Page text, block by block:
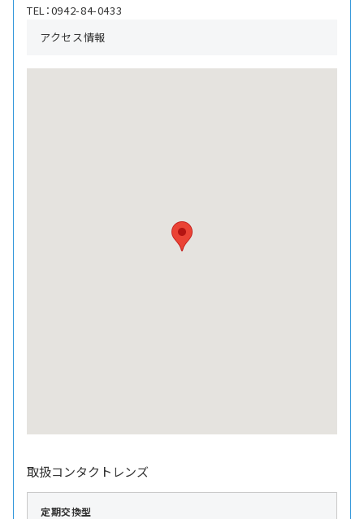
TEL：0942-84-0433
アクセス情報
取扱コンタクトレンズ
定期交換型